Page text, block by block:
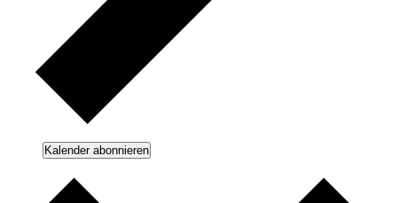
Kalender abonnieren